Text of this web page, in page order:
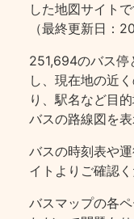
した地図サイトで
（最終更新日：
251,694のバス
し、現在地の近
り、駅名など目
バスの路線図を表
バスの時刻表や
イトよりご確認く
バスマップの各